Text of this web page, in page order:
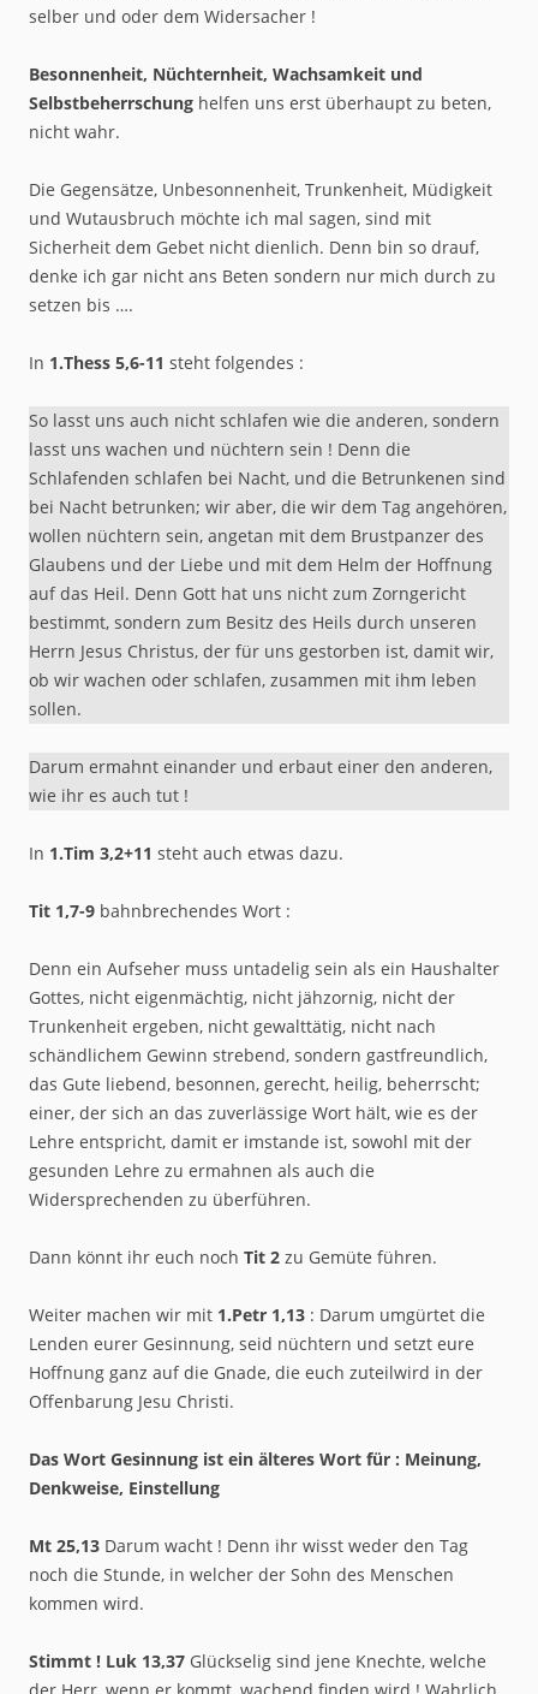
selber und oder dem Widersacher !
Besonnenheit, Nüchternheit, Wachsamkeit und
Selbstbeherrschung helfen uns erst überhaupt zu beten,
nicht wahr.
Die Gegensätze, Unbesonnenheit, Trunkenheit, Müdigkeit
und Wutausbruch möchte ich mal sagen, sind mit
Sicherheit dem Gebet nicht dienlich. Denn bin so drauf,
denke ich gar nicht ans Beten sondern nur mich durch zu
setzen bis ….
In 1.Thess 5,6-11 steht folgendes :
So lasst uns auch nicht schlafen wie die anderen, sondern
lasst uns wachen und nüchtern sein ! Denn die
Schlafenden schlafen bei Nacht, und die Betrunkenen sind
bei Nacht betrunken; wir aber, die wir dem Tag angehören,
wollen nüchtern sein, angetan mit dem Brustpanzer des
Glaubens und der Liebe und mit dem Helm der Hoffnung
auf das Heil. Denn Gott hat uns nicht zum Zorngericht
bestimmt, sondern zum Besitz des Heils durch unseren
Herrn Jesus Christus, der für uns gestorben ist, damit wir,
ob wir wachen oder schlafen, zusammen mit ihm leben
sollen.
Darum ermahnt einander und erbaut einer den anderen,
wie ihr es auch tut !
In 1.Tim 3,2+11 steht auch etwas dazu.
Tit 1,7-9 bahnbrechendes Wort :
Denn ein Aufseher muss untadelig sein als ein Haushalter
Gottes, nicht eigenmächtig, nicht jähzornig, nicht der
Trunkenheit ergeben, nicht gewalttätig, nicht nach
schändlichem Gewinn strebend, sondern gastfreundlich,
das Gute liebend, besonnen, gerecht, heilig, beherrscht;
einer, der sich an das zuverlässige Wort hält, wie es der
Lehre entspricht, damit er imstande ist, sowohl mit der
gesunden Lehre zu ermahnen als auch die
Widersprechenden zu überführen.
Dann könnt ihr euch noch Tit 2 zu Gemüte führen.
Weiter machen wir mit 1.Petr 1,13 : Darum umgürtet die
Lenden eurer Gesinnung, seid nüchtern und setzt eure
Hoffnung ganz auf die Gnade, die euch zuteilwird in der
Offenbarung Jesu Christi.
Das Wort Gesinnung ist ein älteres Wort für : Meinung,
Denkweise, Einstellung
Mt 25,13 Darum wacht ! Denn ihr wisst weder den Tag
noch die Stunde, in welcher der Sohn des Menschen
kommen wird.
Stimmt ! Luk 13,37 Glückselig sind jene Knechte, welche
der Herr, wenn er kommt, wachend finden wird ! Wahrlich,